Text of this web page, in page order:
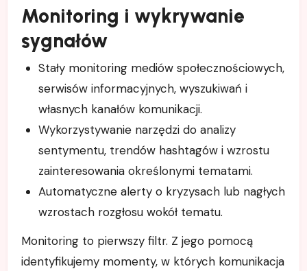
Monitoring i wykrywanie
sygnałów
Stały monitoring mediów społecznościowych,
serwisów informacyjnych, wyszukiwań i
własnych kanałów komunikacji.
Wykorzystywanie narzędzi do analizy
sentymentu, trendów hashtagów i wzrostu
zainteresowania określonymi tematami.
Automatyczne alerty o kryzysach lub nagłych
wzrostach rozgłosu wokół tematu.
Monitoring to pierwszy filtr. Z jego pomocą
identyfikujemy momenty, w których komunikacja